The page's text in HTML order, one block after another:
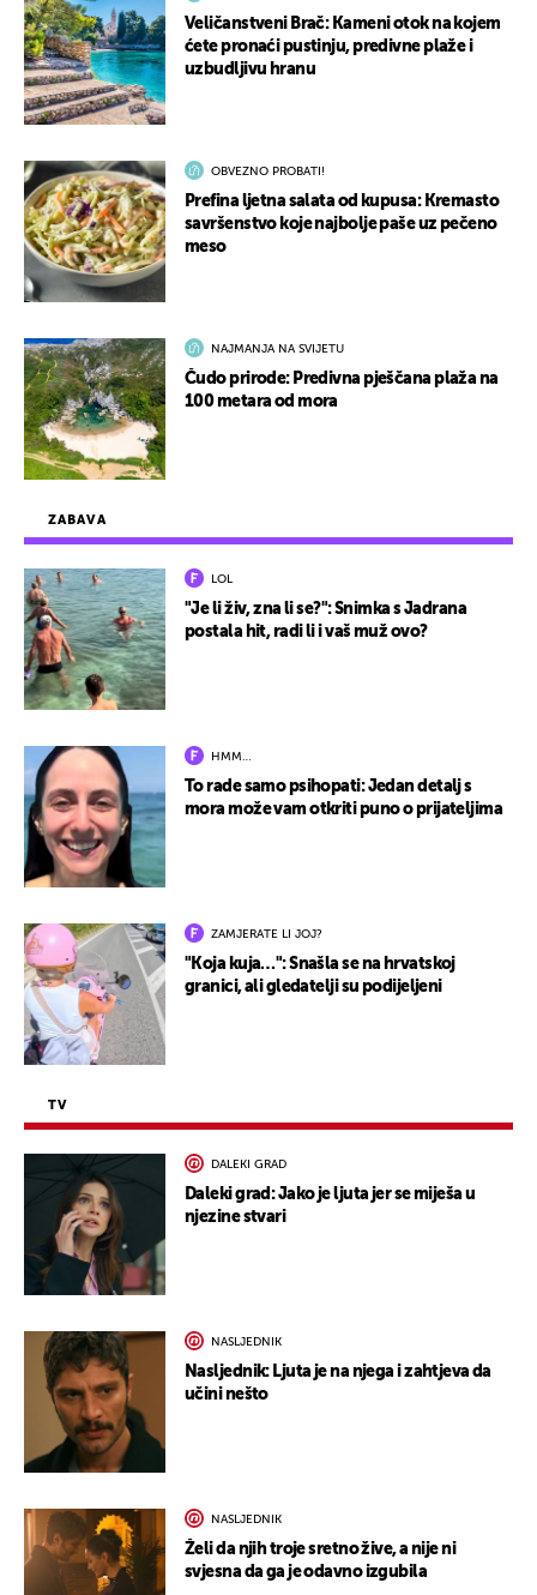
ZABAVA
LOL
"Je li živ, zna li se?": Snimka s Jadrana
postala hit, radi li i vaš muž ovo?
HMM…
To rade samo psihopati: Jedan detalj s
mora može vam otkriti puno o prijateljima
ZAMJERATE LI JOJ?
"Koja kuja…": Snašla se na hrvatskoj
granici, ali gledatelji su podijeljeni
TV
DALEKI GRAD
Daleki grad: Jako je ljuta jer se miješa u
njezine stvari
NASLJEDNIK
Nasljednik: Ljuta je na njega i zahtjeva da
učini nešto
NASLJEDNIK
Želi da njih troje sretno žive, a nije ni
svjesna da ga je odavno izgubila
Veličanstveni Brač: Kameni otok na kojem
ćete pronaći pustinju, predivne plaže i
uzbudljivu hranu
OBVEZNO PROBATI!
Prefina ljetna salata od kupusa: Kremasto
savršenstvo koje najbolje paše uz pečeno
meso
NAJMANJA NA SVIJETU
Čudo prirode: Predivna pješčana plaža na
100 metara od mora